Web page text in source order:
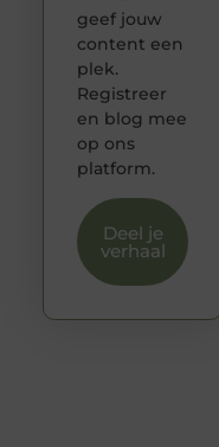
geef jouw
content een
plek.
Registreer
en blog mee
op ons
platform.
Deel je
verhaal